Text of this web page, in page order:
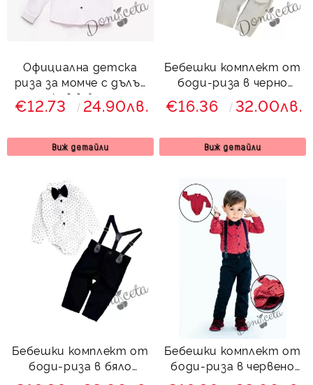
Официална детска
риза за момче с дълъг
ръкав в бяло с
тъмносиня папийонка
€12.73 24.90лв.
Виж детайли
Бебешки комплект от
боди-риза в черно
панталон, тиранти и
папийонка в бежово
€16.36 32.00лв.
Виж детайли
Бебешки комплект от
боди-риза в бяло
панталон, тиранти и
Бебешки комплект от
боди-риза в червено
панталон, тиранти и